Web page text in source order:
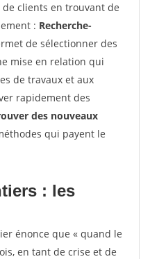
clients en trouvant de
: Recherche-
de sélectionner des
mise en relation qui
de travaux et aux
rapidement des
des nouveaux
qui payent le
: les
énonce que « quand le
en tant de crise et de